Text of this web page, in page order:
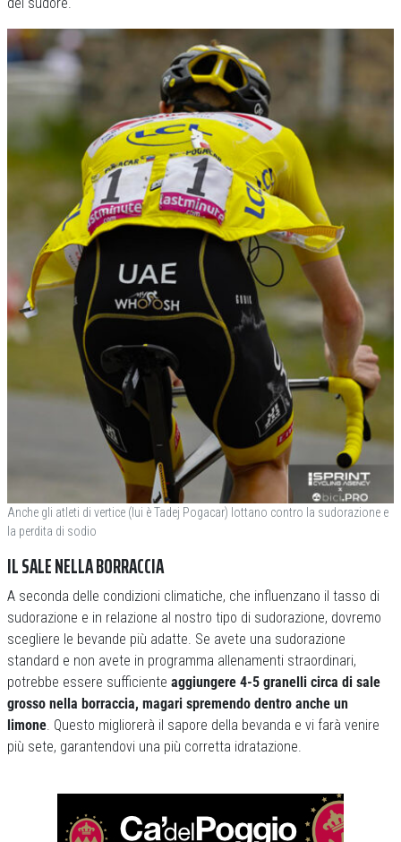
Anche gli atleti di vertice (lui è Tadej Pogacar) lottano contro la sudorazione e
la perdita di sodio
IL SALE NELLA BORRACCIA
A seconda delle condizioni climatiche, che influenzano il tasso di
sudorazione e in relazione al nostro tipo di sudorazione, dovremo
scegliere le bevande più adatte. Se avete una sudorazione
standard e non avete in programma allenamenti straordinari,
potrebbe essere sufficiente aggiungere 4-5 granelli circa di sale
grosso nella borraccia, magari spremendo dentro anche un
limone. Questo migliorerà il sapore della bevanda e vi farà venire
più sete, garantendovi una più corretta idratazione.